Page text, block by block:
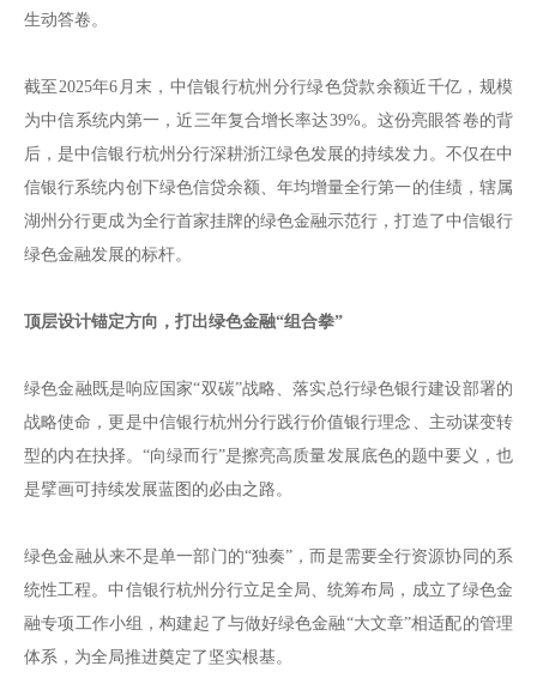
生动答卷。
截至2025年6月末，中信银行杭州分行绿色贷款余额近千亿，规模
为中信系统内第一，近三年复合增长率达39%。这份亮眼答卷的背
后，是中信银行杭州分行深耕浙江绿色发展的持续发力。不仅在中
信银行系统内创下绿色信贷余额、年均增量全行第一的佳绩，辖属
湖州分行更成为全行首家挂牌的绿色金融示范行，打造了中信银行
绿色金融发展的标杆。
顶层设计锚定方向，打出绿色金融“组合拳”
绿色金融既是响应国家“双碳”战略、落实总行绿色银行建设部署的
战略使命，更是中信银行杭州分行践行价值银行理念、主动谋变转
型的内在抉择。“向绿而行”是擦亮高质量发展底色的题中要义，也
是擘画可持续发展蓝图的必由之路。
绿色金融从来不是单一部门的“独奏”，而是需要全行资源协同的系
统性工程。中信银行杭州分行立足全局、统筹布局，成立了绿色金
融专项工作小组，构建起了与做好绿色金融“大文章”相适配的管理
体系，为全局推进奠定了坚实根基。